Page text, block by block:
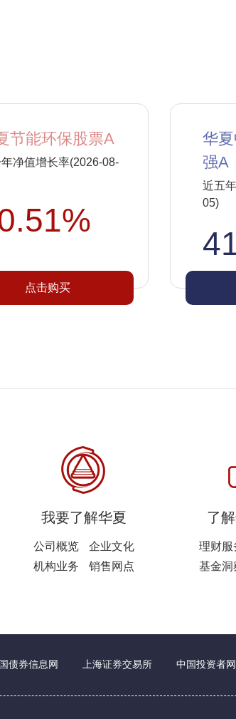
节能环保股票A
净值增长率(2026-08-
点击购买
华
强A
近五
05)
我要了解华夏
公司概览
企业文化
机构业务
销售网点
了
理财服
基金洞
债券信息网 上海证券交易所 中国投资者网